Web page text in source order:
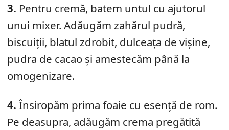
3. Pentru cremă, batem untul cu ajutorul
unui mixer. Adăugăm zahărul pudră,
biscuiții, blatul zdrobit, dulceața de vișine,
pudra de cacao și amestecăm până la
omogenizare.
4. Însiropăm prima foaie cu esență de rom.
Pe deasupra, adăugăm crema pregătită